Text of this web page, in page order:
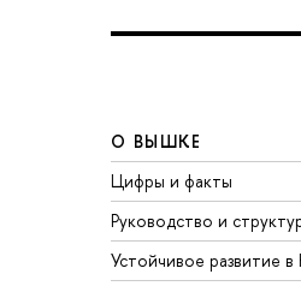
О ВЫШКЕ
Цифры и факты
Руководство и
Устойчивое развитие